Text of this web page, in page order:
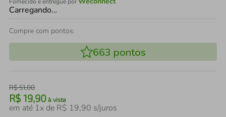
Fornecido e entregue por
Carregando…
Compre com pontos:
663 pontos
R$51,00
R$ 19,90 à vista
em até 1x de R$ 19,90 s/juros